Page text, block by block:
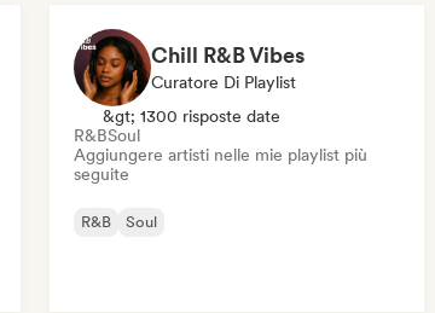
Chill R&B Vibes
Curatore Di Playlist
&gt; 1300 risposte date
R&BSoul
Aggiungere artisti nelle mie playlist più
seguite
R&B Soul